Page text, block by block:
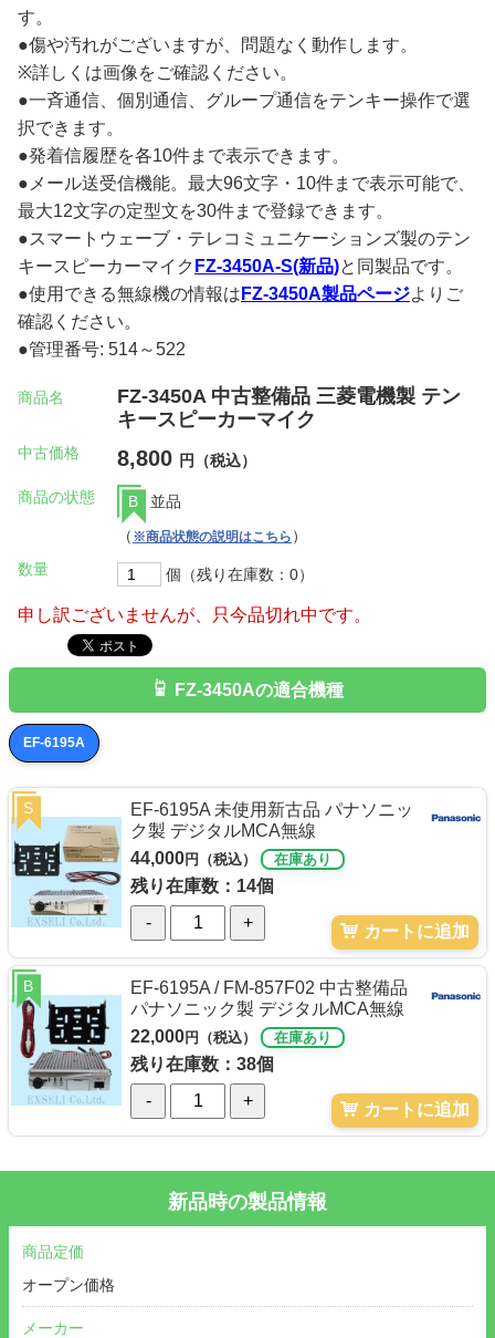
す。
●傷や汚れがございますが、問題なく動作します。
※詳しくは画像をご確認ください。
●一斉通信、個別通信、グループ通信をテンキー操作で選
択できます。
●発着信履歴を各10件まで表示できます。
●メール送受信機能。最大96文字・10件まで表示可能で、
最大12文字の定型文を30件まで登録できます。
●スマートウェーブ・テレコミュニケーションズ製のテン
キースピーカーマイク FZ-3450A-S(新品)と同製品です。
●使用できる無線機の情報は FZ-3450A製品ページよりご
確認ください。
●管理番号: 514～522
商品名
FZ-3450A 中古整備品 三菱電機製 テン
キースピーカーマイク
中古価格 8,800 円（税込）
商品の状態 B
並品
（ ※商品状態の説明はこちら ）
数量
個（残り在庫数：0）
申し訳ございませんが、只今品切れ中です。
FZ-3450Aの適合機種
EF-6195A
EF-6195A 未使用新古品 パナソニッ
ク製 デジタルMCA無線
44,000円（税込） 在庫あり
残り在庫数：14個
-
+ カートに追加
S
EF-6195A / FM-857F02 中古整備品
パナソニック製 デジタルMCA無線
22,000円（税込） 在庫あり
残り在庫数：38個
-
+ カートに追加
B
新品時の製品情報
商品定価
オープン価格
メーカー